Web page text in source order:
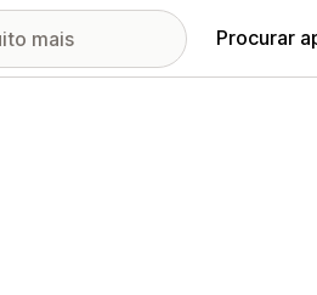
Procurar